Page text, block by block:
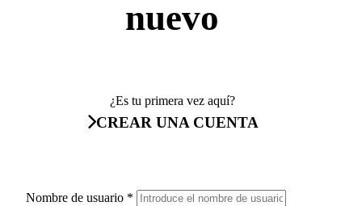
nuevo
¿Es tu primera vez aquí?
CREAR UNA CUENTA
Nombre de usuario *